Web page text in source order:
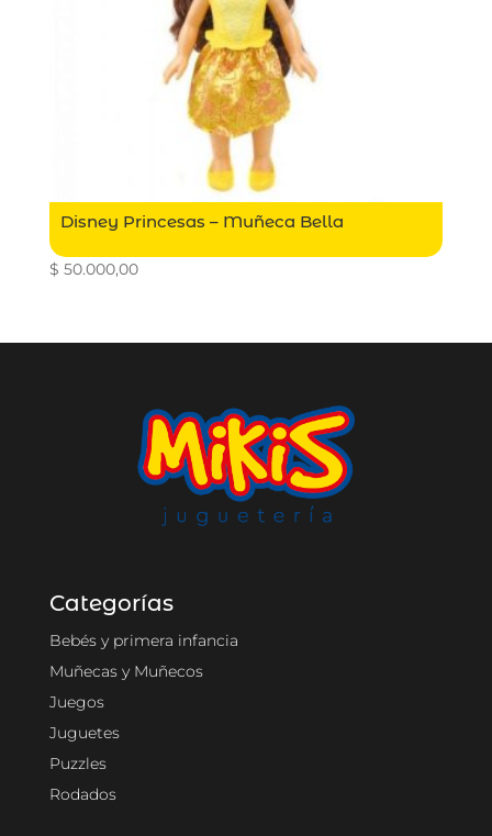
Disney Princesas – Muñeca Bella
$ 50.000,00
Categorías
Bebés y primera infancia
Muñecas y Muñecos
Juegos
Juguetes
Puzzles
Rodados